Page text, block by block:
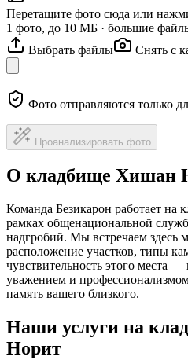
Перетащите фото сюда или
1 фото, до 10 МБ · большие
Выбрать файлы
Снять с
Фото отправляются только
Проанализировать фото
О кладбище Хишан
Команда Безикарон работает
рамках общенациональной
надгробий. Мы встречаем здесь
расположение участков, типы
чувствительность этого места
уважением и
память вашего близкого.
Наши услуги на
Норит